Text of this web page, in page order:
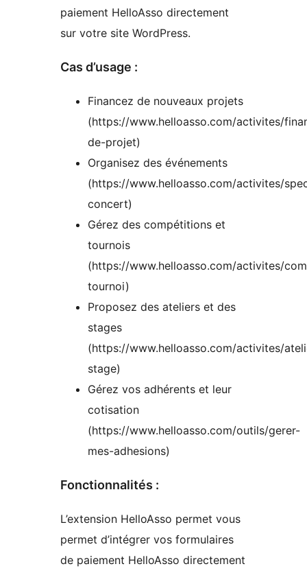
paiement HelloAsso directement
sur votre site WordPress.
Cas d’usage :
Financez de nouveaux projets
(https://www.helloasso.com/activites/
de-projet)
Organisez des événements
(https://www.helloasso.com/activites/
concert)
Gérez des compétitions et
tournois
(https://www.helloasso.com/activites/
tournoi)
Proposez des ateliers et des
stages
(https://www.helloasso.com/activites/
stage)
Gérez vos adhérents et leur
cotisation
(https://www.helloasso.com/outils/gerer-
mes-adhesions)
Fonctionnalités :
L’extension HelloAsso permet vous
permet d’intégrer vos formulaires
de paiement HelloAsso directement